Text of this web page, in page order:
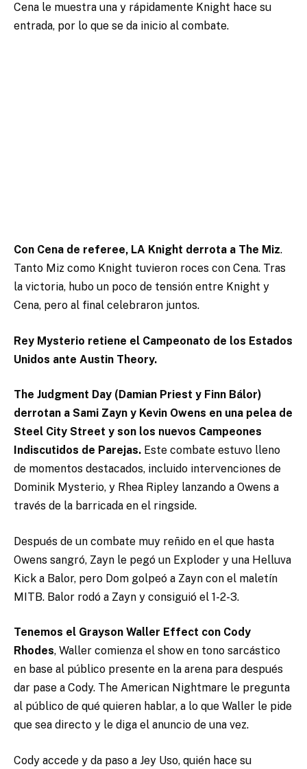
Cena le muestra una y rápidamente Knight hace su
entrada, por lo que se da inicio al combate.
Con Cena de referee, LA Knight derrota a The Miz.
Tanto Miz como Knight tuvieron roces con Cena. Tras
la victoria, hubo un poco de tensión entre Knight y
Cena, pero al final celebraron juntos.
Rey Mysterio retiene el Campeonato de los Estados
Unidos ante Austin Theory.
The Judgment Day (Damian Priest y Finn Bálor)
derrotan a Sami Zayn y Kevin Owens en una pelea de
Steel City Street y son los nuevos Campeones
Indiscutidos de Parejas. Este combate estuvo lleno
de momentos destacados, incluido intervenciones de
Dominik Mysterio, y Rhea Ripley lanzando a Owens a
través de la barricada en el ringside.
Después de un combate muy reñido en el que hasta
Owens sangró, Zayn le pegó un Exploder y una Helluva
Kick a Balor, pero Dom golpeó a Zayn con el maletín
MITB. Balor rodó a Zayn y consiguió el 1-2-3.
Tenemos el Grayson Waller Effect con Cody
Rhodes, Waller comienza el show en tono sarcástico
en base al público presente en la arena para después
dar pase a Cody. The American Nightmare le pregunta
al público de qué quieren hablar, a lo que Waller le pide
que sea directo y le diga el anuncio de una vez.
Cody accede y da paso a Jey Uso, quién hace su